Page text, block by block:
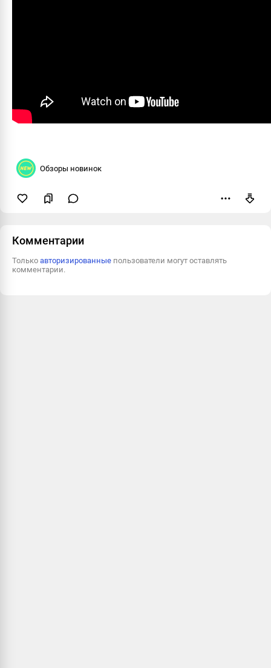
Обзоры новинок
Комментарии
Только авторизированные пользователи могут оставлять
комментарии.